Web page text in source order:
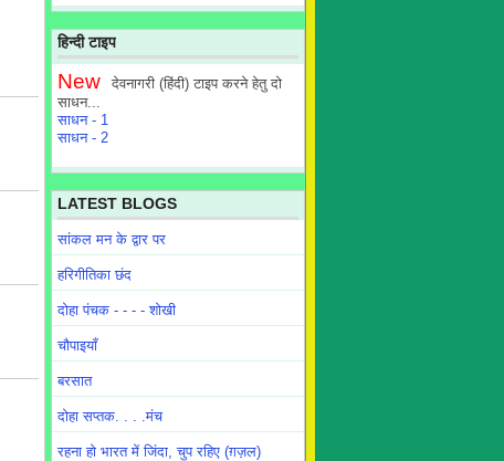
हिन्दी टाइप
New
देवनागरी (हिंदी) टाइप करने हेतु दो
साधन...
साधन - 1
साधन - 2
LATEST BLOGS
सांकल मन के द्वार पर
हरिगीतिका छंद
दोहा पंचक - - - - शोखी
चौपाइयाँ
बरसात
दोहा सप्तक. . . .मंच
रहना हो भारत में जिंदा, चुप रहिए (ग़ज़ल)